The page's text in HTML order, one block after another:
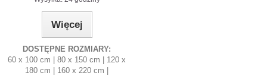
Więcej
DOSTĘPNE ROZMIARY:
60 x 100 cm | 80 x 150 cm | 120 x
180 cm | 160 x 220 cm |